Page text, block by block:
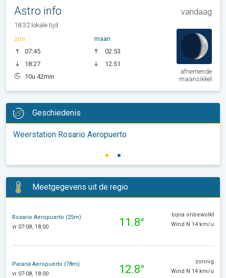
Astro info vandaag
18:32 lokale tijd
zon
07:45
18:27
10u 42min
maan
02:53
12:51
afnemende
maansikkel
Geschiedenis
Weerstation Rosario Aeropuerto
Meetgegevens uit de regio
Rosario Aeropuerto (25m)
vr 07-08, 18:00
11.8°
bijna onbewolkt
Wind N 14 km/u
Paraná Aeropuerto (78m)
vr 07-08, 18:00
12.8°
zonnig
Wind N 14 km/u